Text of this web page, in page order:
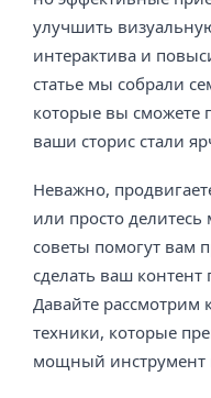
улучшить
интерактива и
статье мы собрали
которые вы сможете
ваши сторис стали
Неважно,
или просто
советы помогут вам
сделать ваш
Давайте
техники, которые
мощный инструмент